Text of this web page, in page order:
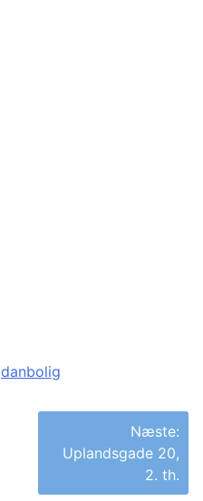
danbolig
Næste:
Uplandsgade 20,
2. th.